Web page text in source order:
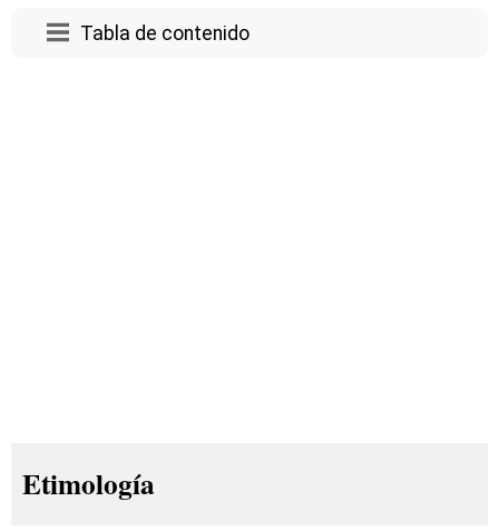
Tabla de contenido
Etimología